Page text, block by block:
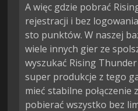
A więc gdzie pobrać
rejestracji i bez
sto punktów. W naszej
wiele innych gier ze
wyszukać Rising
super produkcje z tego
mieć stabilne połączenie
pobierać wszystko bez